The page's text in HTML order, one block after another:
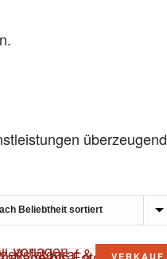
überzeugend
VERKAUF